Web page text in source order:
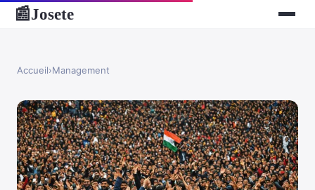
📰Josete
Accueil›Management